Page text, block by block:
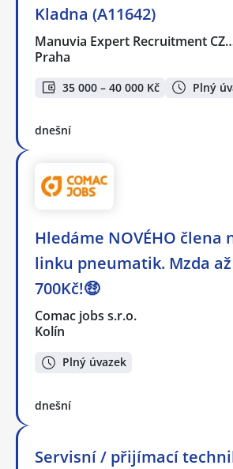
Kladna (A11642)
Manuvia Expert Recruitment
Praha
35 000 – 40 000 Kč Plný
dnešní
Hledáme NOVÉHO člena
linku pneumatik. Mzda až
700Kč!🤑
Comac jobs s.r.o.
Kolín
Plný úvazek
dnešní
Servisní / přijímací